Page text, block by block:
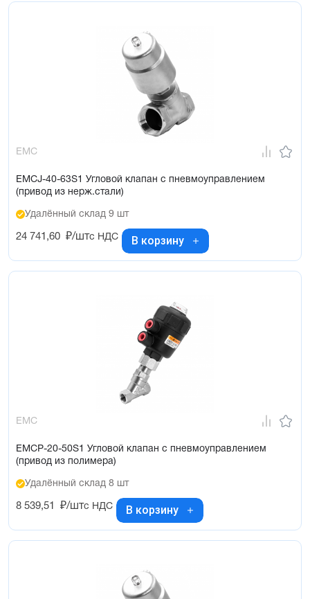
EMC
EMCJ-40-63S1 Угловой клапан с пневмоуправлением
(привод из нерж.стали)
Удалённый склад 9 шт
24 741,60 ₽/штс НДС В корзину
EMC
EMCP-20-50S1 Угловой клапан с пневмоуправлением
(привод из полимера)
Удалённый склад 8 шт
8 539,51 ₽/штс НДС В корзину